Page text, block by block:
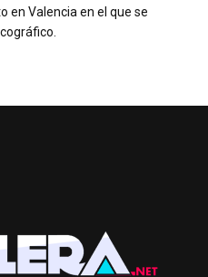
en Valencia en el que se